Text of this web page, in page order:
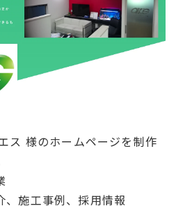
ス 様のホームページを制作
、施工事例、採用情報